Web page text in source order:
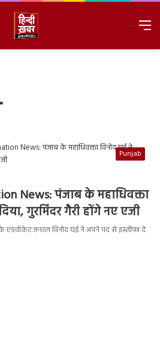
Punjab
News: पंजाब के महाधिवक्ता
गुरमिंदर गैरी होंगे नए एजी
जनरल विनोद घई ने अपने पद से इस्तीफा दे